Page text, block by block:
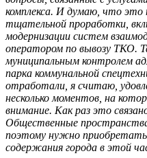
комплекса. И думаю, что это
тщательной проработки,
модернизации систем
оператором по вывозу ТКО.
муниципальным контролем
парка коммунальной
отработали, я считаю,
несколько моментов, на
внимание. Как раз это
Общественные
поэтому нужно
содержания города в этой